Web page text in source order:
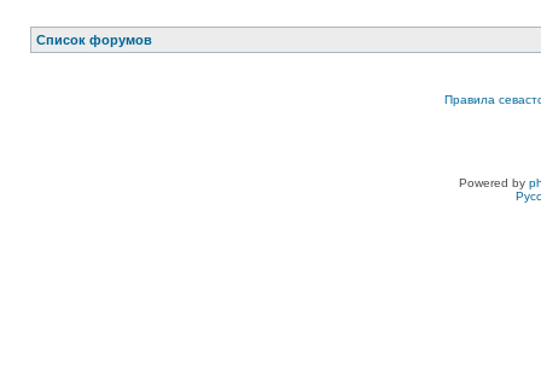
Список форумов
Правила
Powered by